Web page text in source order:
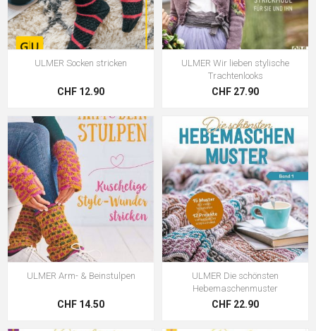
ULMER Socken stricken
CHF 12.90
ULMER Wir lieben stylische
Trachtenlooks
CHF 27.90
ULMER Arm- & Beinstulpen
CHF 14.50
ULMER Die schönsten
Hebemaschenmuster
CHF 22.90